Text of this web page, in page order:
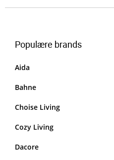
Populære brands
Aida
Bahne
Choise Living
Cozy Living
Dacore